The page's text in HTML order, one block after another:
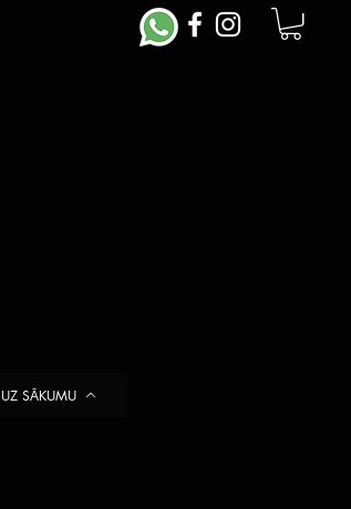
UZ SĀKUMU